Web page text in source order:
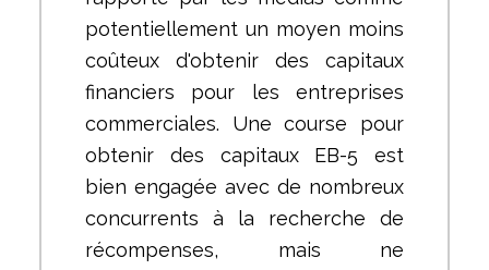
potentiellement un moyen moins
coûteux d'obtenir des capitaux
financiers pour les entreprises
commerciales. Une course pour
obtenir des capitaux EB-5 est
bien engagée avec de nombreux
concurrents à la recherche de
récompenses, mais ne